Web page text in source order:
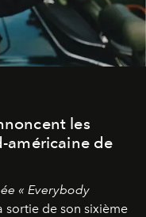
les
américaine de
« Everybody
sortie de son sixième